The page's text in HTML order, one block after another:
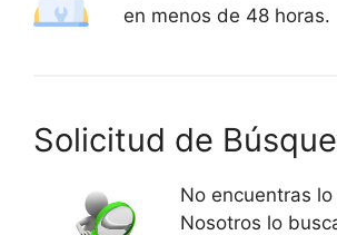
en menos de 48 horas.
Solicitud de
No encuentras
Nosotros lo